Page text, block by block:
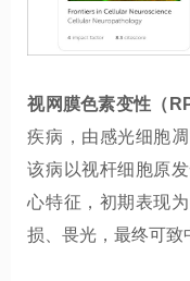
视网膜色素变性（
疾病，由感光细胞
该病以视杆细胞原
心特征，初期表现
损、畏光，最终可致